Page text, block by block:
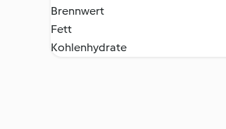
Brennwert
Fett
Kohlenhydrate